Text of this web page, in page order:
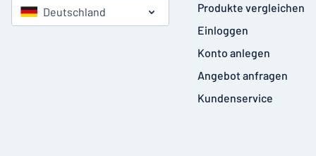
Deutschland
Produkte vergleichen
Einloggen
Konto anlegen
Angebot anfragen
Kundenservice